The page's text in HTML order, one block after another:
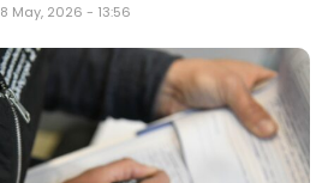
8 May, 2026 - 13:56